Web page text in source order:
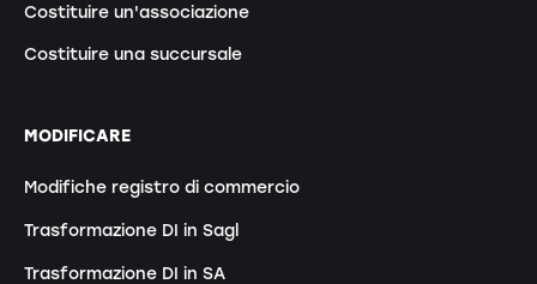
Costituire un'associazione
Costituire una succursale
MODIFICARE
Modifiche registro di commercio
Trasformazione DI in Sagl
Trasformazione DI in SA